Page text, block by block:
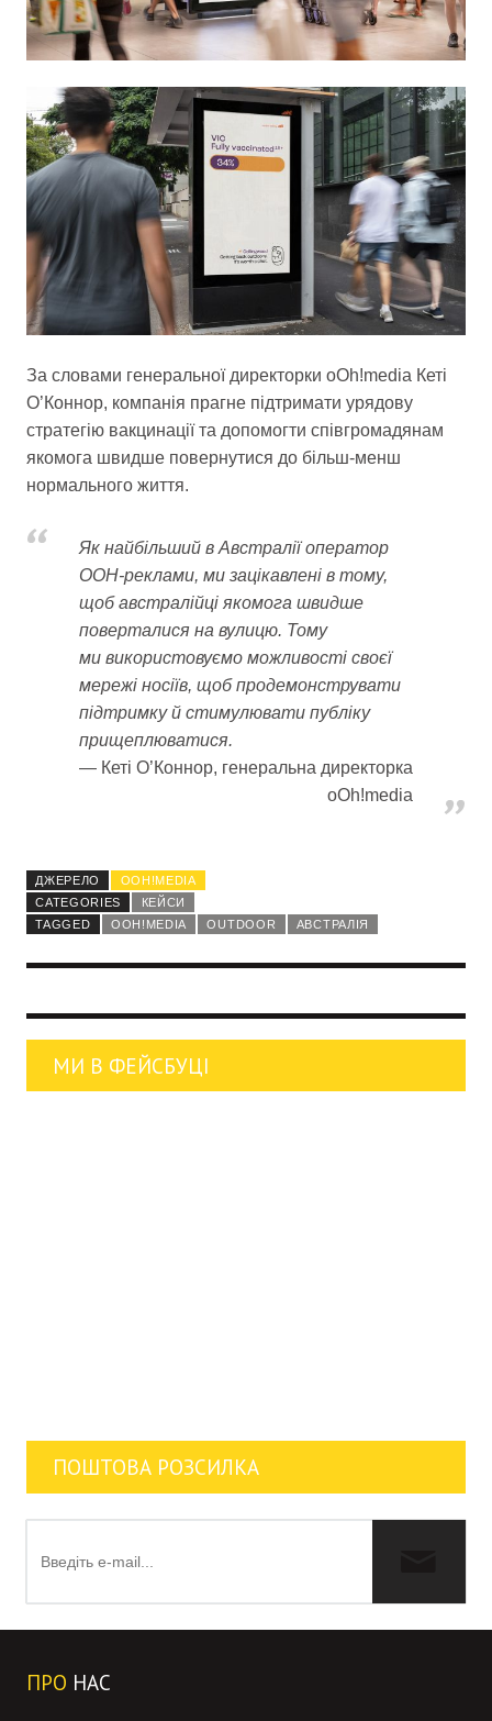
За словами генеральної директорки oOh!media Кеті
О’Коннор, компанія прагне підтримати урядову
стратегію вакцинації та допомогти співгромадянам
якомога швидше повернутися до більш-менш
нормального життя.
Як найбільший в Австралії оператор
OOH-реклами, ми зацікавлені в тому,
щоб австралійці якомога швидше
поверталися на вулицю. Тому
ми використовуємо можливості своєї
мережі носіїв, щоб продемонструвати
підтримку й стимулювати публіку
прищеплюватися.
Кеті О’Коннор, генеральна директорка
oOh!media
ДЖЕРЕЛО
OOH!MEDIA
CATEGORIES
КЕЙСИ
TAGGED
OOH!MEDIA OUTDOOR АВСТРАЛІЯ
МИ В ФЕЙСБУЦІ
ПОШТОВА РОЗСИЛКА
ПРО НАС